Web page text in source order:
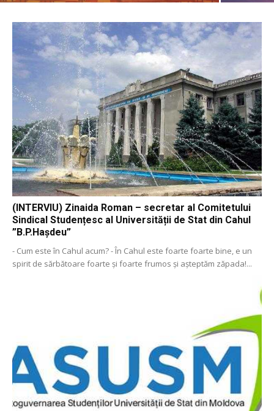
(INTERVIU) Zinaida Roman – secretar al Comitetului
Sindical Studențesc al Universității de Stat din Cahul
”B.P.Hașdeu”
- Cum este în Cahul acum? - În Cahul este foarte foarte bine, e un
spirit de sărbătoare foarte și foarte frumos și așteptăm zăpada!...